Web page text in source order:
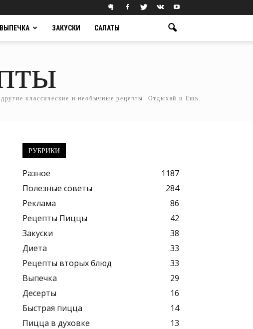
ВЫПЕЧКА ЗАКУСКИ САЛАТЫ
классические и необычные рецепты. Отдыхай и Ешь.
РУБРИКИ
Разное
1187
Полезные советы
284
Реклама
86
Рецепты Пиццы
42
Закуски
38
Диета
33
Рецепты вторых блюд
33
Выпечка
29
Десерты
16
Быстрая пицца
14
Пицца в духовке
13